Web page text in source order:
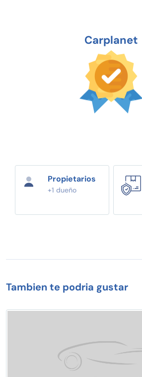
Carplanet
Propietarios
+1 dueño
Tambien te podria gustar